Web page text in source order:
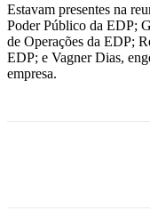
Estavam presentes na
Poder Público da EDP;
de Operações da EDP;
EDP; e Vagner Dias,
empresa.